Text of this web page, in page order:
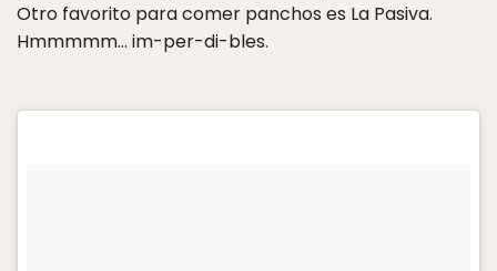
Otro favorito para comer panchos es La Pasiva.
Hmmmmm… im-per-di-bles.